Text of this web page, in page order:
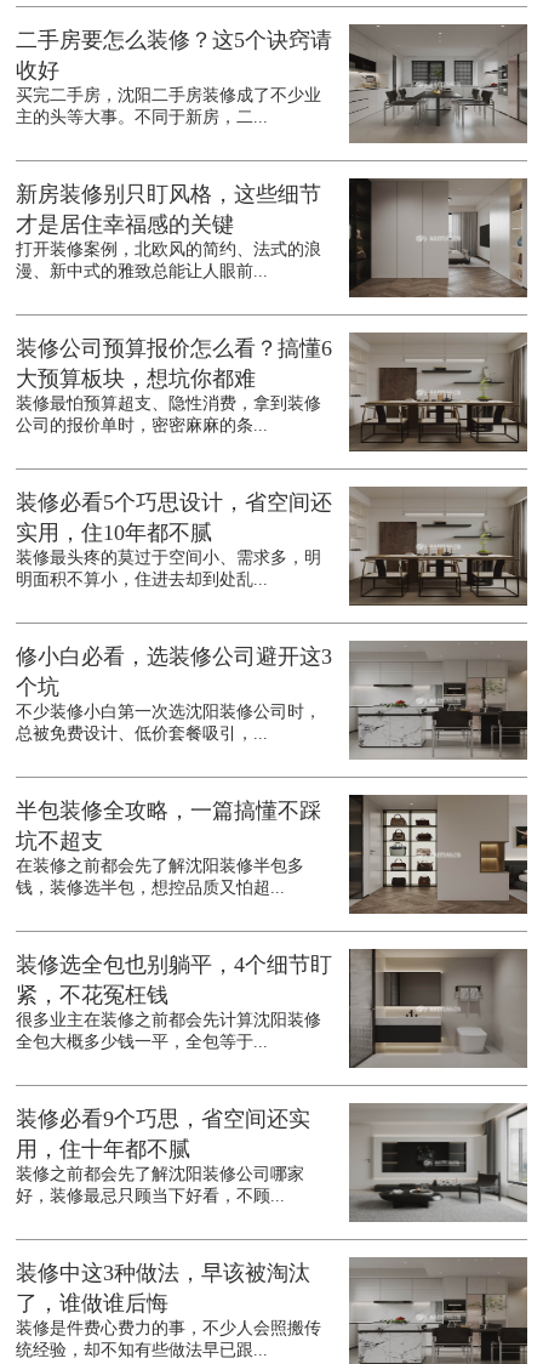
二手房要怎么装修？这5个诀窍请
收好
买完二手房，沈阳二手房装修成了不少业
主的头等大事。不同于新房，二...
新房装修别只盯风格，这些细节
才是居住幸福感的关键
打开装修案例，北欧风的简约、法式的浪
漫、新中式的雅致总能让人眼前...
装修公司预算报价怎么看？搞懂6
大预算板块，想坑你都难
装修最怕预算超支、隐性消费，拿到装修
公司的报价单时，密密麻麻的条...
装修必看5个巧思设计，省空间还
实用，住10年都不腻
装修最头疼的莫过于空间小、需求多，明
明面积不算小，住进去却到处乱...
修小白必看，选装修公司避开这3
个坑
不少装修小白第一次选沈阳装修公司时，
总被免费设计、低价套餐吸引，...
半包装修全攻略，一篇搞懂不踩
坑不超支
在装修之前都会先了解沈阳装修半包多
钱，装修选半包，想控品质又怕超...
装修选全包也别躺平，4个细节盯
紧，不花冤枉钱
很多业主在装修之前都会先计算沈阳装修
全包大概多少钱一平，全包等于...
装修必看9个巧思，省空间还实
用，住十年都不腻
装修之前都会先了解沈阳装修公司哪家
好，装修最忌只顾当下好看，不顾...
装修中这3种做法，早该被淘汰
了，谁做谁后悔
装修是件费心费力的事，不少人会照搬传
统经验，却不知有些做法早已跟...